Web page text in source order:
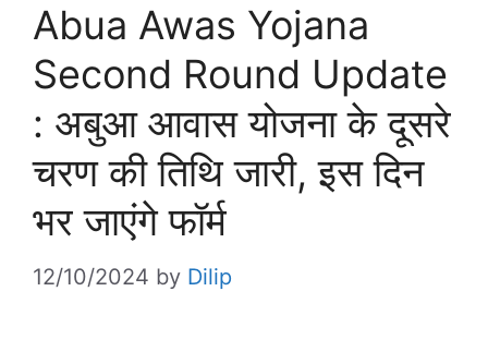
Abua Awas Yojana
Second Round Update
: अबुआ आवास योजना के दूसरे
चरण की तिथि जारी, इस दिन
भर जाएंगे फॉर्म
12/10/2024 by Dilip